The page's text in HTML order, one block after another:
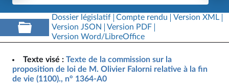
Dossier législatif Compte rendu
Version XML
Version JSON
Version PDF
Version Word/LibreOffice
Texte visé : Texte de la commission sur la
proposition de loi de M. Olivier Falorni relative à la fin
de vie (1100)., n° 1364-A0